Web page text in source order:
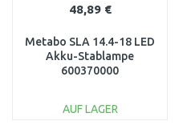
48,89 €
Metabo SLA 14.4-18 LED
Akku-Stablampe
600370000
AUF LAGER